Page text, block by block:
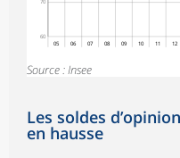
70
60
05 06 07 08 09 10 11 12
Source : Insee
Les soldes
en hausse